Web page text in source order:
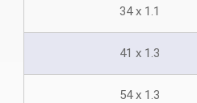
34 x 1.1
41 x 1.3
54 x 1.3